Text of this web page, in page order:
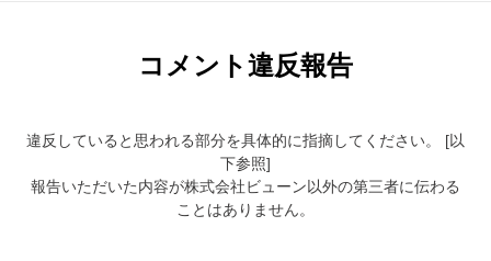
コメント違反報告
違反していると思われる部分を具体的に指摘してください。 [以
下参照]
報告いただいた内容が株式会社ビューン以外の第三者に伝わる
ことはありません。